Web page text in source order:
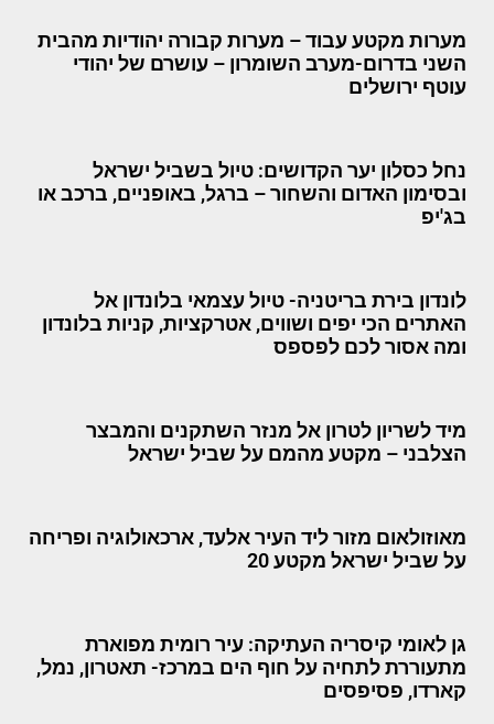
מערות מקטע עבוד – מערות קבורה יהודיות מהבית
השני בדרום-מערב השומרון – עושרם של יהודי
עוטף ירושלים
נחל כסלון יער הקדושים: טיול בשביל ישראל
ובסימון האדום והשחור – ברגל, באופניים, ברכב או
בג'יפ
לונדון בירת בריטניה- טיול עצמאי בלונדון אל
האתרים הכי יפים ושווים, אטרקציות, קניות בלונדון
ומה אסור לכם לפספס
מיד לשריון לטרון אל מנזר השתקנים והמבצר
הצלבני – מקטע מהמם על שביל ישראל
מאוזולאום מזור ליד העיר אלעד, ארכאולוגיה ופריחה
על שביל ישראל מקטע 20
גן לאומי קיסריה העתיקה: עיר רומית מפוארת
מתעוררת לתחיה על חוף הים במרכז- תאטרון, נמל,
קארדו, פסיפסים